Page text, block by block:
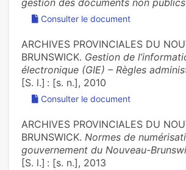
gestion des documents non publics
Consulter le document
ARCHIVES PROVINCIALES DU
BRUNSWICK. Gestion de
électronique (GIE) – Règles
[S. l.] : [s. n.], 2010
Consulter le document
ARCHIVES PROVINCIALES DU
BRUNSWICK. Normes de
gouvernement du Nouveau-
[S. l.] : [s. n.], 2013